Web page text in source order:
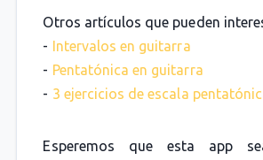
Otros artículos que pueden
- Intervalos en guitarra
- Pentatónica en guitarra
- 3 ejercicios de escala
Esperemos que esta app